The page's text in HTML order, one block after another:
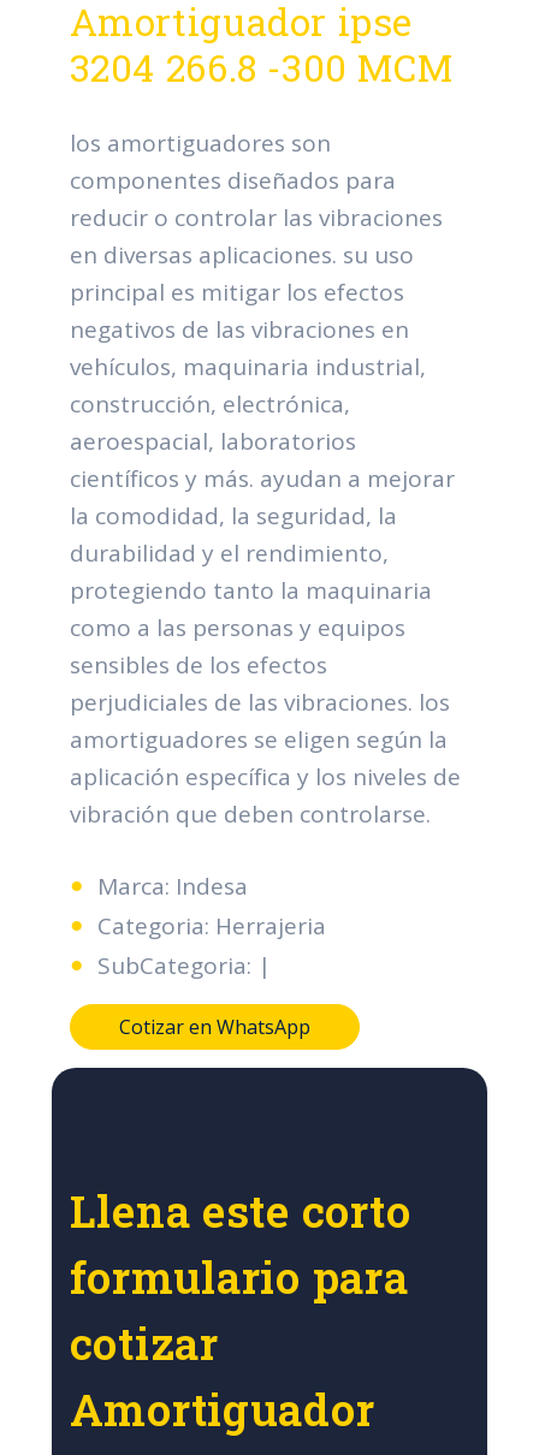
Amortiguador ipse
3204 266.8 -300 MCM
los amortiguadores son
componentes diseñados para
reducir o controlar las vibraciones
en diversas aplicaciones. su uso
principal es mitigar los efectos
negativos de las vibraciones en
vehículos, maquinaria industrial,
construcción, electrónica,
aeroespacial, laboratorios
científicos y más. ayudan a mejorar
la comodidad, la seguridad, la
durabilidad y el rendimiento,
protegiendo tanto la maquinaria
como a las personas y equipos
sensibles de los efectos
perjudiciales de las vibraciones. los
amortiguadores se eligen según la
aplicación específica y los niveles de
vibración que deben controlarse.
Marca: Indesa
Categoria: Herrajeria
SubCategoria: |
Cotizar en WhatsApp
Llena este corto
formulario para
cotizar
Amortiguador